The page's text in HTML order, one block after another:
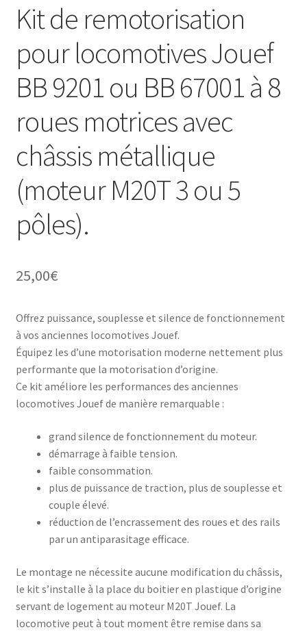
Kit de remotorisation
pour locomotives Jouef
BB 9201 ou BB 67001 à 8
roues motrices avec
châssis métallique
(moteur M20T 3 ou 5
pôles).
25,00€
Offrez puissance, souplesse et silence de fonctionnement
à vos anciennes locomotives Jouef.
Équipez les d’une motorisation moderne nettement plus
performante que la motorisation d’origine.
Ce kit améliore les performances des anciennes
locomotives Jouef de manière remarquable :
grand silence de fonctionnement du moteur.
démarrage à faible tension.
faible consommation.
plus de puissance de traction, plus de souplesse et
couple élevé.
réduction de l’encrassement des roues et des rails
par un antiparasitage efficace.
Le montage ne nécessite aucune modification du châssis,
le kit s’installe à la place du boitier en plastique d’origine
servant de logement au moteur M20T Jouef. La
locomotive peut à tout moment être remise dans sa